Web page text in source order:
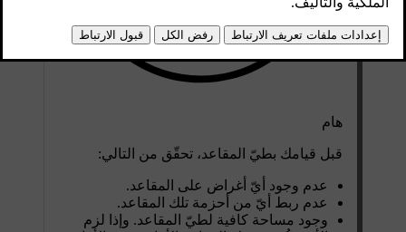
هام
قبل قيامك بطيّ المقاعد، تحقّق من التالي:
عدم وجود أيّ أغراض على المقاعد.
عدم ربط أيّ من أحزمة تلك المقاعد.
وجود مساحة كافية لطيّ المقاعد. وإذا لزم